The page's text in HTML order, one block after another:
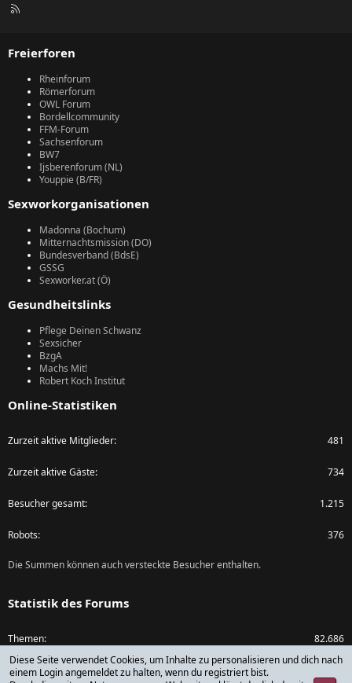
R
Freierforen
Rheinforum
Römerforum
OWL Forum
Bordellcommunity
FFM-Forum
Sachsenforum
BW7
Ijsberenforum (NL)
Youppie (B/FR)
Sexworkorganisationen
Madonna (Bochum)
Mitternachtsmission (DO)
Bundesverband (BdsE)
GSSG
Sexworker.at (Ö)
Gesundheitslinks
Pflege Deinen Schwanz
Sexsicher
BzgA
Machs Mit!
Robert Koch Institut
Online-Statistiken
Zurzeit aktive Mitglieder 481
Zurzeit aktive Gäste 734
Besucher gesamt 1.215
Robots 376
Die Summen können auch versteckte Besucher enthalten.
Statistik des Forums
Themen 82.686
Beiträge
Diese Seite verwendet Cookies, um Inhalte zu personalisieren und dich nach
einem Login angemeldet zu halten, wenn du registriert bist.